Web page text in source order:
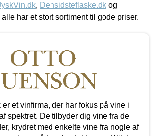
, Densidsteflaske.dk og
alle har et stort sortiment til gode priser.
et vinfirma, der har fokus på vine i
spektret. De tilbyder dig vine fra de
krydret med enkelte vine fra nogle af